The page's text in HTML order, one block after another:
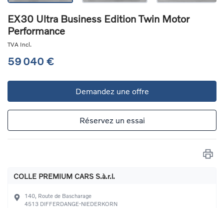
EX30 Ultra Business Edition Twin Motor
Performance
TVA Incl.
59 040 €
Demandez une offre
Réservez un essai
COLLE PREMIUM CARS S.à.r.l.
140, Route de Bascharage
4513 DIFFERDANGE-NIEDERKORN